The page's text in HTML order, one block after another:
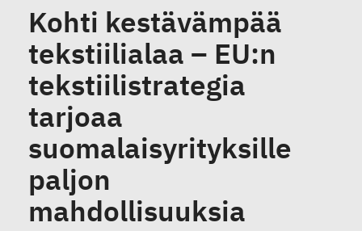
Kohti kestävämpää
tekstiilialaa – EU:n
tekstiilistrategia
tarjoaa
suomalaisyrityksille
paljon
mahdollisuuksia